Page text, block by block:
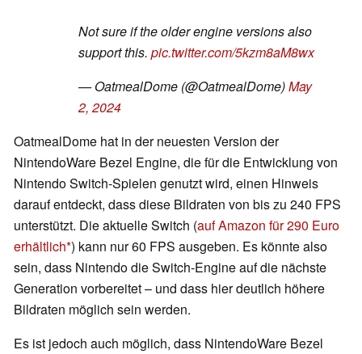
Not sure if the older engine versions also
support this. pic.twitter.com/5kzm8aM8wx
— OatmealDome (@OatmealDome)May
2, 2024
OatmealDome hat in der neuesten Version der
NintendoWare Bezel Engine, die für die Entwicklung von
Nintendo Switch-Spielen genutzt wird, einen Hinweis
darauf entdeckt, dass diese Bildraten von bis zu 240 FPS
unterstützt. Die aktuelle Switch (auf Amazon für 290 Euro
erhältlich ) kann nur 60 FPS ausgeben. Es könnte also
sein, dass Nintendo die Switch-Engine auf die nächste
Generation vorbereitet – und dass hier deutlich höhere
Bildraten möglich sein werden.
Es ist jedoch auch möglich, dass NintendoWare Bezel